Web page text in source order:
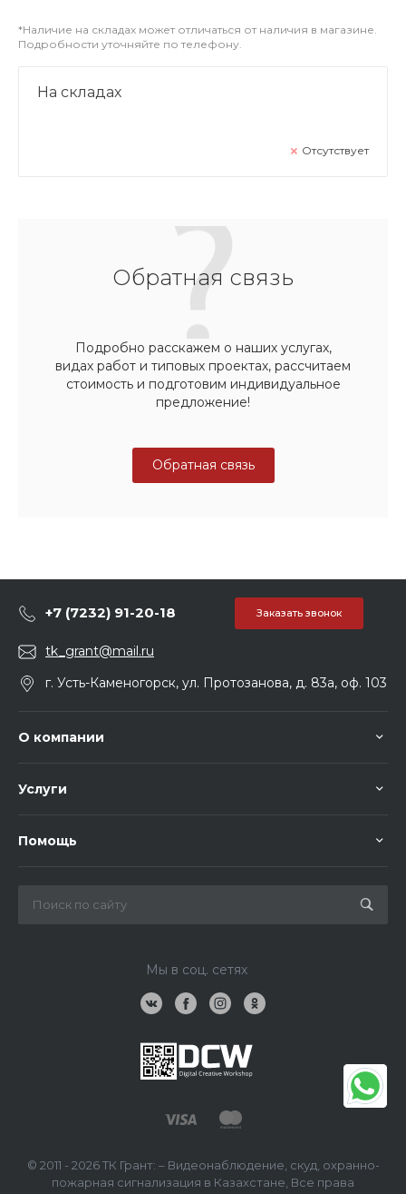
*Наличие на складах может отличаться от наличия в магазине.
Подробности уточняйте по телефону.
На складах
Отсутствует
Обратная связь
Подробно расскажем о наших услугах,
видах работ и типовых проектах, рассчитаем
стоимость и подготовим индивидуальное
предложение!
Обратная связь
+7 (7232) 91-20-18 Заказать звонок
tk_grant@mail.ru
г. Усть-Каменогорск, ул. Протозанова, д. 83а, оф. 103
О компании
Услуги
Помощь
Мы в соц. сетях
© 2011 - 2026 ТК Грант: – Видеонаблюдение, скуд, охранно-
пожарная сигнализация в Казахстане, Все права